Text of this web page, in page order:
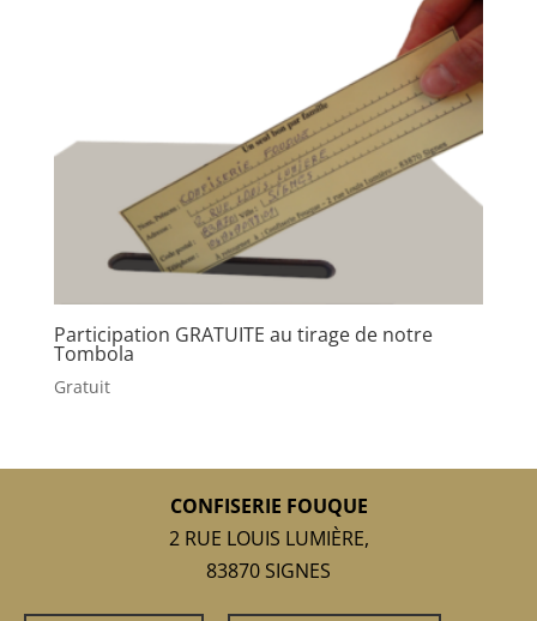
Participation GRATUITE au tirage de notre
Tombola
Gratuit
CONFISERIE FOUQUE
2 RUE LOUIS LUMIÈRE,
83870 SIGNES